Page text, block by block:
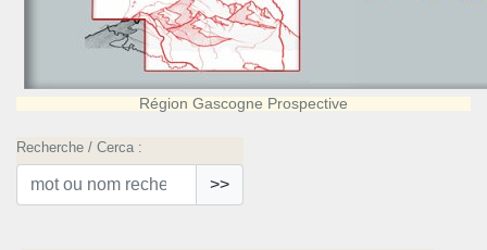
Région Gascogne Prospective
Recherche / Cerca :
>>